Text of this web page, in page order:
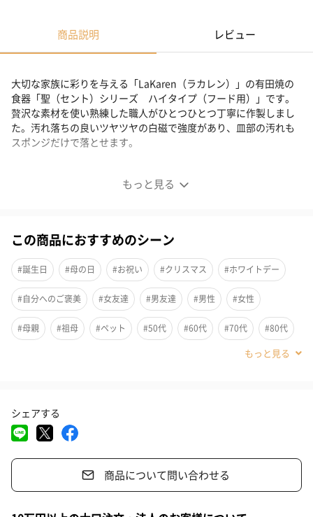
商品説明 レビュー
もっと見る
大切な家族に彩りを与える「LaKaren（ラカレン）」の有田焼の
食器「聖（セント）シリーズ ハイタイプ（フード用）」です。
贅沢な素材を使い熟練した職人がひとつひとつ丁寧に作製しまし
た。汚れ落ちの良いツヤツヤの白磁で強度があり、皿部の汚れも
スポンジだけで落とせます。
ペットのために追求した有田焼食器「聖（セント） ハイ
大切な家族の為に、聖杯をモチーフにして造られた食器です。
首に負担を掛けない食べやすい高さは吐き戻しの軽減に。
皿部は、汚れ落ちの良いツヤツヤの白磁で仕上げており、食器の
底には、LaKaren（ラカレン）ロゴが施されています。食器の外
側は、刷毛巻き（はけまき）という有田焼伝統の技法を用い、淡
く優しい色でマットな質感が特徴です。
200年の伝統ある有田の老舗窯元で、贅沢な素材を使い熟練した職
人が一つひとつ丁寧に作製しました。
魅力の優雅な形は、LaKaren（ラカレン）のオリジナル製品で
す。（意匠登録されています）
この商品におすすめのシーン
#誕生日 #母の日 #お祝い #クリスマス #ホワイトデー
#自分へのご褒美 #女友達 #男友達 #男性 #女性
#母親 #祖母 #ペット #50代 #60代 #70代 #80代
シェアする
商品について問い合わせる